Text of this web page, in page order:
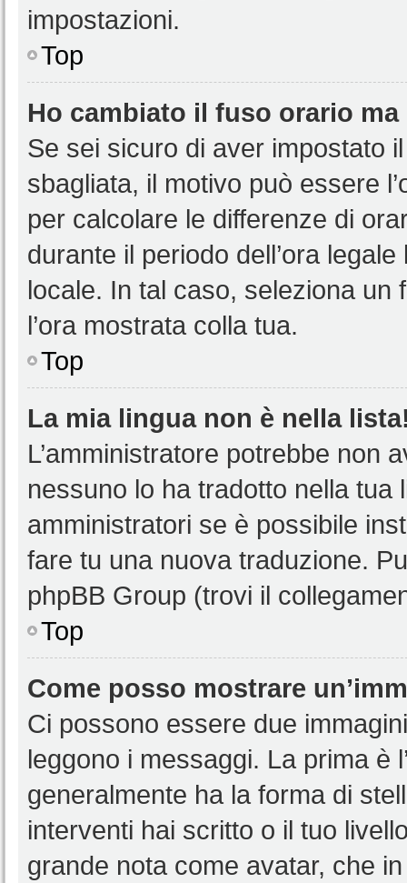
impostazioni.
Top
Ho cambiato il fuso orario ma
Se sei sicuro di aver impostato
sbagliata, il motivo può essere
per calcolare le differenze di
durante il periodo dell’ora
locale. In tal caso, seleziona
l’ora mostrata colla tua.
Top
La mia lingua non è nella
L’amministratore potrebbe non
nessuno lo ha tradotto nella tua
amministratori se è possibile
fare tu una nuova traduzione.
phpBB Group (trovi il
Top
Come posso mostrare
Ci possono essere due
leggono i messaggi. La prima è
generalmente ha la forma di
interventi hai scritto o il tuo
grande nota come avatar, che